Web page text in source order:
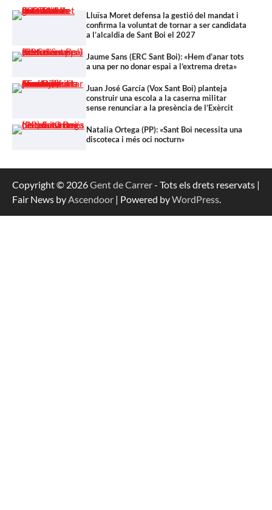
Lluïsa Moret defensa la gestió del mandat i
confirma la voluntat de tornar a ser candidata
a l’alcaldia de Sant Boi el 2027
Jaume Sans (ERC Sant Boi): «Hem d’anar tots
a una per no donar espai a l’extrema dreta»
Juan José García (Vox Sant Boi) planteja
construir una escola a la caserna militar
sense renunciar a la presència de l’Exèrcit
Natalia Ortega (PP): «Sant Boi necessita una
discoteca i més oci nocturn»
Copyright © 2026Gent de Carrer- Tots els drets reservats |
Fair News by Ascendoor | Powered byWordPress